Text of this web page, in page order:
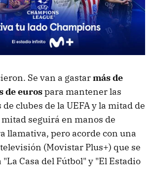
Se van a gastarmás de
de eurospara mantener las
clubes de la UEFA y la mitad de
seguirá en manos de
llamativa, pero acorde con una
(Movistar Plus+) que se
Casa del Fútbol" y "El Estadio